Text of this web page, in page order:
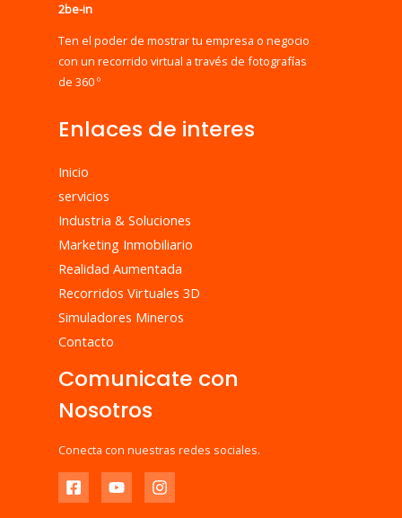
2be-in
Ten el poder de mostrar tu empresa o negocio
con un recorrido virtual a través de fotografías
de 360 º
Enlaces de interes
Inicio
servicios
Industria & Soluciones
Marketing Inmobiliario
Realidad Aumentada
Recorridos Virtuales 3D
Simuladores Mineros
Contacto
Comunicate con
Nosotros
Conecta con nuestras redes sociales.